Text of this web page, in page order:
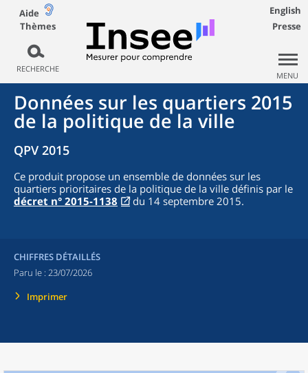
Aide
Thèmes
RECHERCHE
English
Presse
MENU
Données sur les quartiers 2015
de la politique de la ville
QPV 2015
Ce produit propose un ensemble de données sur les
quartiers prioritaires de la politique de la ville définis par le
décret n° 2015-1138
du 14 septembre 2015.
CHIFFRES DÉTAILLÉS
Paru le : 23/07/2026
Imprimer